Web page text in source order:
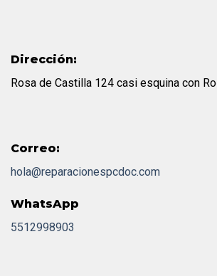
Dirección:
Rosa de Castilla 124 casi esquina con
Correo:
hola@reparacionespcdoc.com
WhatsApp
5512998903